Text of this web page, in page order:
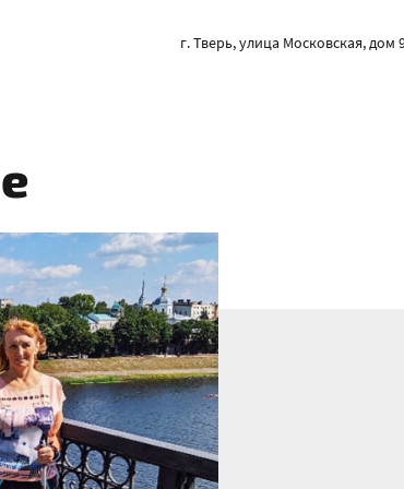
г. Тверь, улица Московская, дом